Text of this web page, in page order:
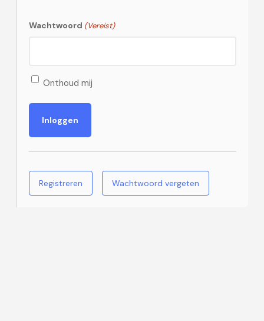
Wachtwoord (Vereist)
Onthoud mij
Registreren Wachtwoord vergeten